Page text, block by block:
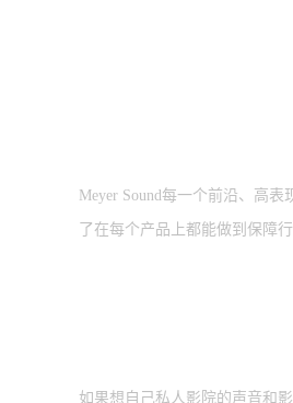
Meyer Sound每一个前沿、高
了在每个产品上都能做到保障
如果想自己私人影院的声音和